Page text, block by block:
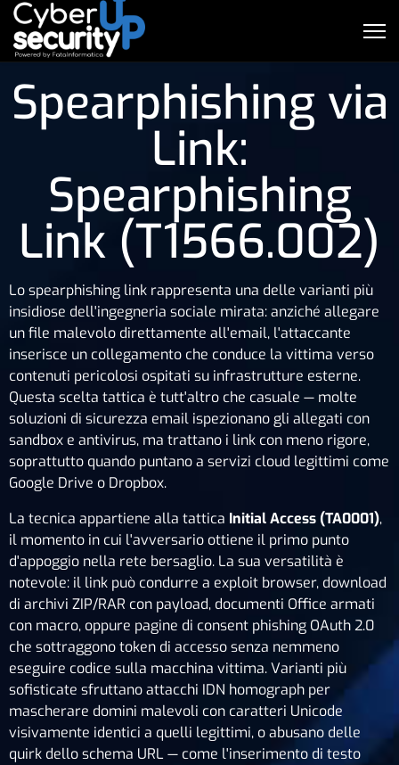
Spearphishing via
Link:
Spearphishing
Link (T1566.002)
Lo spearphishing link rappresenta una delle varianti più
insidiose dell'ingegneria sociale mirata: anziché allegare
un file malevolo direttamente all'email, l'attaccante
inserisce un collegamento che conduce la vittima verso
contenuti pericolosi ospitati su infrastrutture esterne.
Questa scelta tattica è tutt'altro che casuale — molte
soluzioni di sicurezza email ispezionano gli allegati con
sandbox e antivirus, ma trattano i link con meno rigore,
soprattutto quando puntano a servizi cloud legittimi come
Google Drive o Dropbox.
La tecnica appartiene alla tattica Initial Access (TA0001),
il momento in cui l'avversario ottiene il primo punto
d'appoggio nella rete bersaglio. La sua versatilità è
notevole: il link può condurre a exploit browser, download
di archivi ZIP/RAR con payload, documenti Office armati
con macro, oppure pagine di consent phishing OAuth 2.0
che sottraggono token di accesso senza nemmeno
eseguire codice sulla macchina vittima. Varianti più
sofisticate sfruttano attacchi IDN homograph per
mascherare domini malevoli con caratteri Unicode
visivamente identici a quelli legittimi, o abusano delle
quirk dello schema URL — come l'inserimento di testo